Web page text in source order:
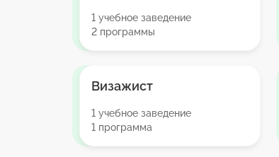
1 учебное заведение
2 программы
Визажист
1 учебное заведение
1 программа